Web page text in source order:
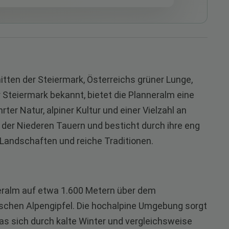
der Steiermark, Österreichs grüner Lunge,
bekannt, bietet die Planneralm eine
Natur, alpiner Kultur und einer Vielzahl an
Niederen Tauern und besticht durch ihre eng
und reiche Traditionen.
auf etwa 1.600 Metern über dem
Alpengipfel. Die hochalpine Umgebung sorgt
sich durch kalte Winter und vergleichsweise